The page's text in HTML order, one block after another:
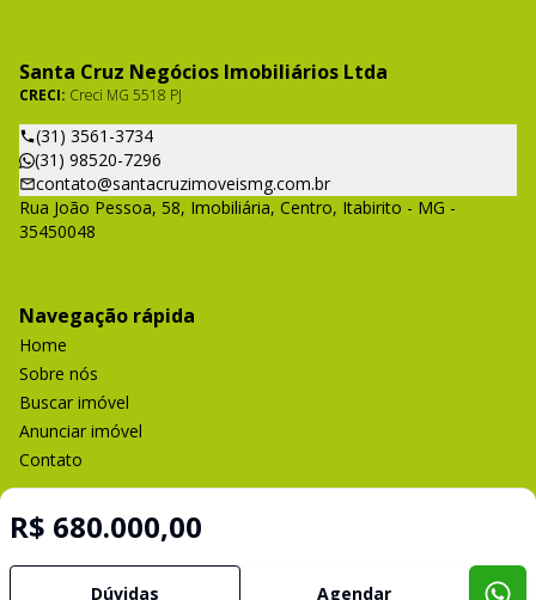
R$ 680.000,00
Dúvidas Agendar
Santa Cruz Negócios Imobiliários Ltda
CRECI: Creci MG 5518 PJ
(31) 3561-3734
(31) 98520-7296
contato@santacruzimoveismg.com.br
Rua João Pessoa, 58, Imobiliária, Centro, Itabirito - MG -
35450048
Navegação rápida
Home
Sobre nós
Buscar imóvel
Anunciar imóvel
Contato
Selo de Tecnologia Loft